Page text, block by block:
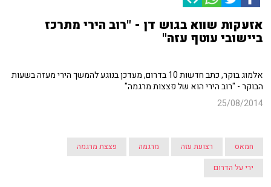
אזעקות שווא בגוש דן - "רוב הירי מתרכז
ביישובי עוטף עזה"
אלמוג בוקר, כתב חדשות 10 בדרום, מעדכן בנוגע להמשך הירי מעזה בשעות
הבוקר - "רוב הירי הוא של פצצות מרגמה"
25/08/2014
חמאס רצועת עזה מרגמה
פצצת מרגמה
ירי על הדרום